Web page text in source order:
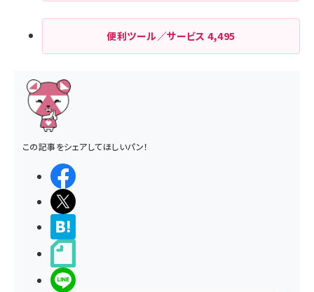
便利ツール／サービス4,495
この記事をシェアしてほしいパン！